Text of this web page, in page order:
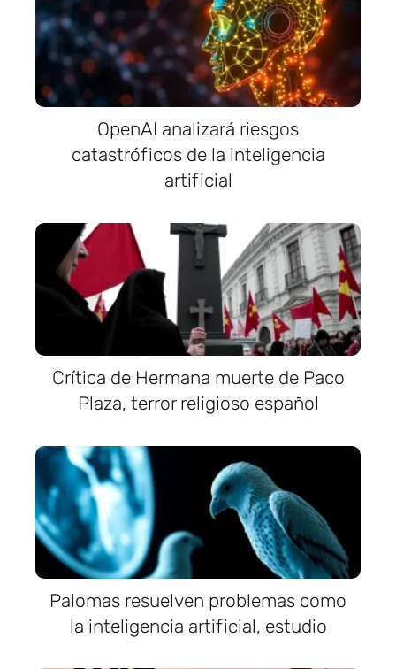
OpenAI analizará riesgos
catastróficos de la inteligencia
artificial
Crítica de Hermana muerte de Paco
Plaza, terror religioso español
Palomas resuelven problemas como
la inteligencia artificial, estudio